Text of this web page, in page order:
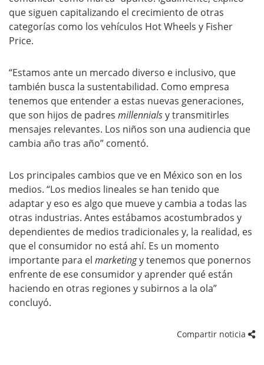
que siguen capitalizando el crecimiento de otras
categorías como los vehículos Hot Wheels y Fisher
Price.
“Estamos ante un mercado diverso e inclusivo, que
también busca la sustentabilidad. Como empresa
tenemos que entender a estas nuevas generaciones,
que son hijos de padres millennialsy transmitirles
mensajes relevantes. Los niños son una audiencia que
cambia año tras año” comentó.
Los principales cambios que ve en México son en los
medios. “Los medios lineales se han tenido que
adaptar y eso es algo que mueve y cambia a todas las
otras industrias. Antes estábamos acostumbrados y
dependientes de medios tradicionales y, la realidad, es
que el consumidor no está ahí. Es un momento
importante para el marketingy tenemos que ponernos
enfrente de ese consumidor y aprender qué están
haciendo en otras regiones y subirnos a la ola”
concluyó.
Compartir noticia